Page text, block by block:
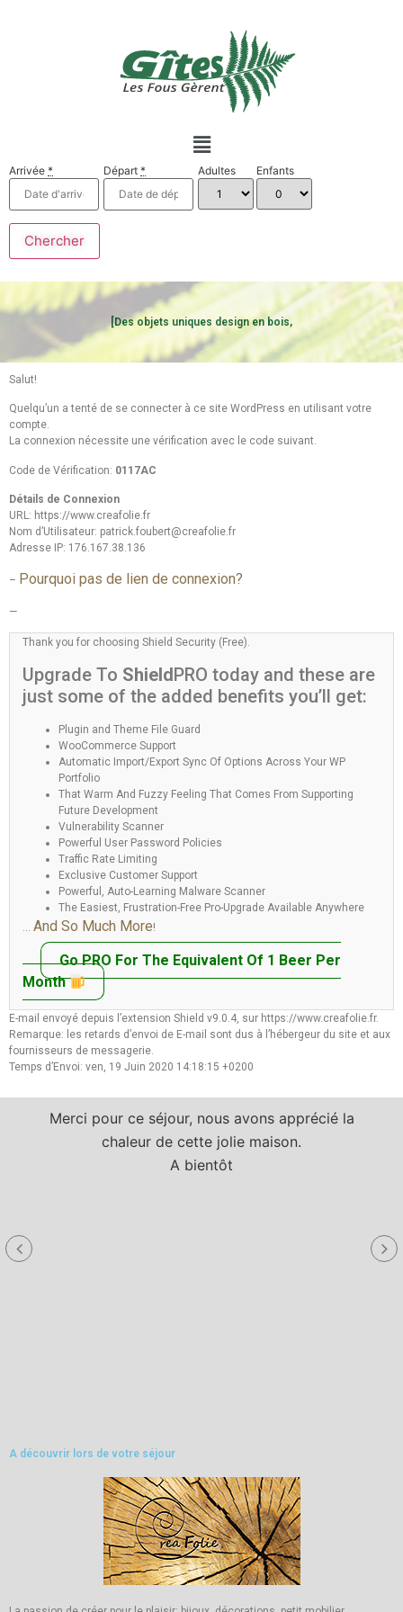
Arrivée * Départ * Adultes Enfants
[Des objets uniques design en bois,
Salut!
Quelqu’un a tenté de se connecter à ce site WordPress en utilisant votre
compte.
La connexion nécessite une vérification avec le code suivant.
Code de Vérification: 0117AC
Détails de Connexion
URL: https://www.creafolie.fr
Nom d’Utilisateur: patrick.foubert@creafolie.fr
Adresse IP: 176.167.38.136
– Pourquoi pas de lien de connexion?
—
Thank you for choosing Shield Security (Free).
Upgrade To ShieldPRO today and these are
just some of the added benefits you’ll get:
Plugin and Theme File Guard
WooCommerce Support
Automatic Import/Export Sync Of Options Across Your WP
Portfolio
That Warm And Fuzzy Feeling That Comes From Supporting
Future Development
Vulnerability Scanner
Powerful User Password Policies
Traffic Rate Limiting
Exclusive Customer Support
Powerful, Auto-Learning Malware Scanner
The Easiest, Frustration-Free Pro-Upgrade Available Anywhere
And So Much More!
Go PRO For The Equivalent Of 1 Beer Per
Month
E-mail envoyé depuis l’extension Shield v9.0.4, sur https://www.creafolie.fr.
Remarque: les retards d’envoi de E-mail sont dus à l’hébergeur du site et aux
fournisseurs de messagerie.
Temps d’Envoi: ven, 19 Juin 2020 14:18:15 +0200
Merci pour ce séjour, nous avons apprécié la
chaleur de cette jolie maison.
A bientôt
A découvrir lors de votre séjour